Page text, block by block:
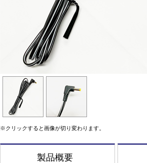
※クリックすると画像が切り変わります。
製品概要